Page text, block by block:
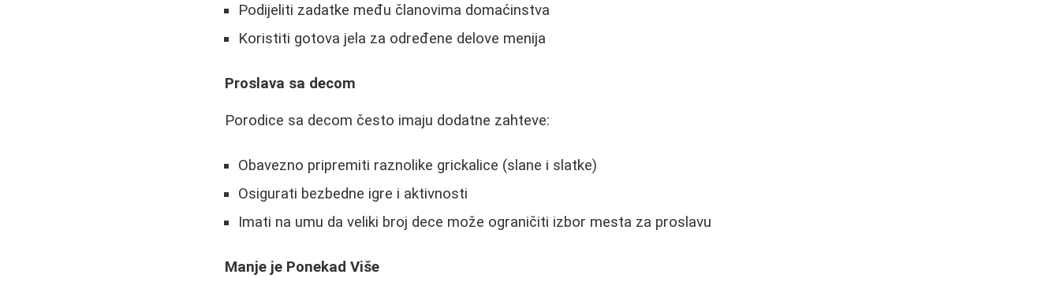
Podijeliti zadatke među članovima domaćinstva
Koristiti gotova jela za određene delove menija
Proslava sa decom
Porodice sa decom često imaju dodatne zahteve:
Obavezno pripremiti raznolike grickalice (slane i slatke)
Osigurati bezbedne igre i aktivnosti
Imati na umu da veliki broj dece može ograničiti izbor mesta za proslavu
Manje je Ponekad Više